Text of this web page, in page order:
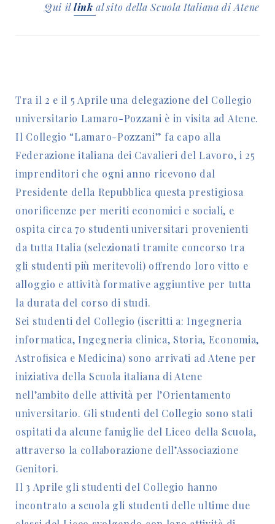
Qui illinkal sito della Scuola Italiana di Atene
Tra il 2 e il 5 Aprile una delegazione del Collegio
universitario Lamaro-Pozzani è in visita ad Atene.
Il Collegio “Lamaro-Pozzani” fa capo alla
Federazione italiana dei Cavalieri del Lavoro, i 25
imprenditori che ogni anno ricevono dal
Presidente della Repubblica questa prestigiosa
onorificenze per meriti economici e sociali, e
ospita circa 70 studenti universitari provenienti
da tutta Italia (selezionati tramite concorso tra
gli studenti più meritevoli) offrendo loro vitto e
alloggio e attività formative aggiuntive per tutta
la durata del corso di studi.
Sei studenti del Collegio (iscritti a: Ingegneria
informatica, Ingegneria clinica, Storia, Economia,
Astrofisica e Medicina) sono arrivati ad Atene per
iniziativa della Scuola italiana di Atene
nell’ambito delle attività per l’Orientamento
universitario. Gli studenti del Collegio sono stati
ospitati da alcune famiglie del Liceo della Scuola,
attraverso la collaborazione dell’Associazione
Genitori.
Il 3 Aprile gli studenti del Collegio hanno
incontrato a scuola gli studenti delle ultime due